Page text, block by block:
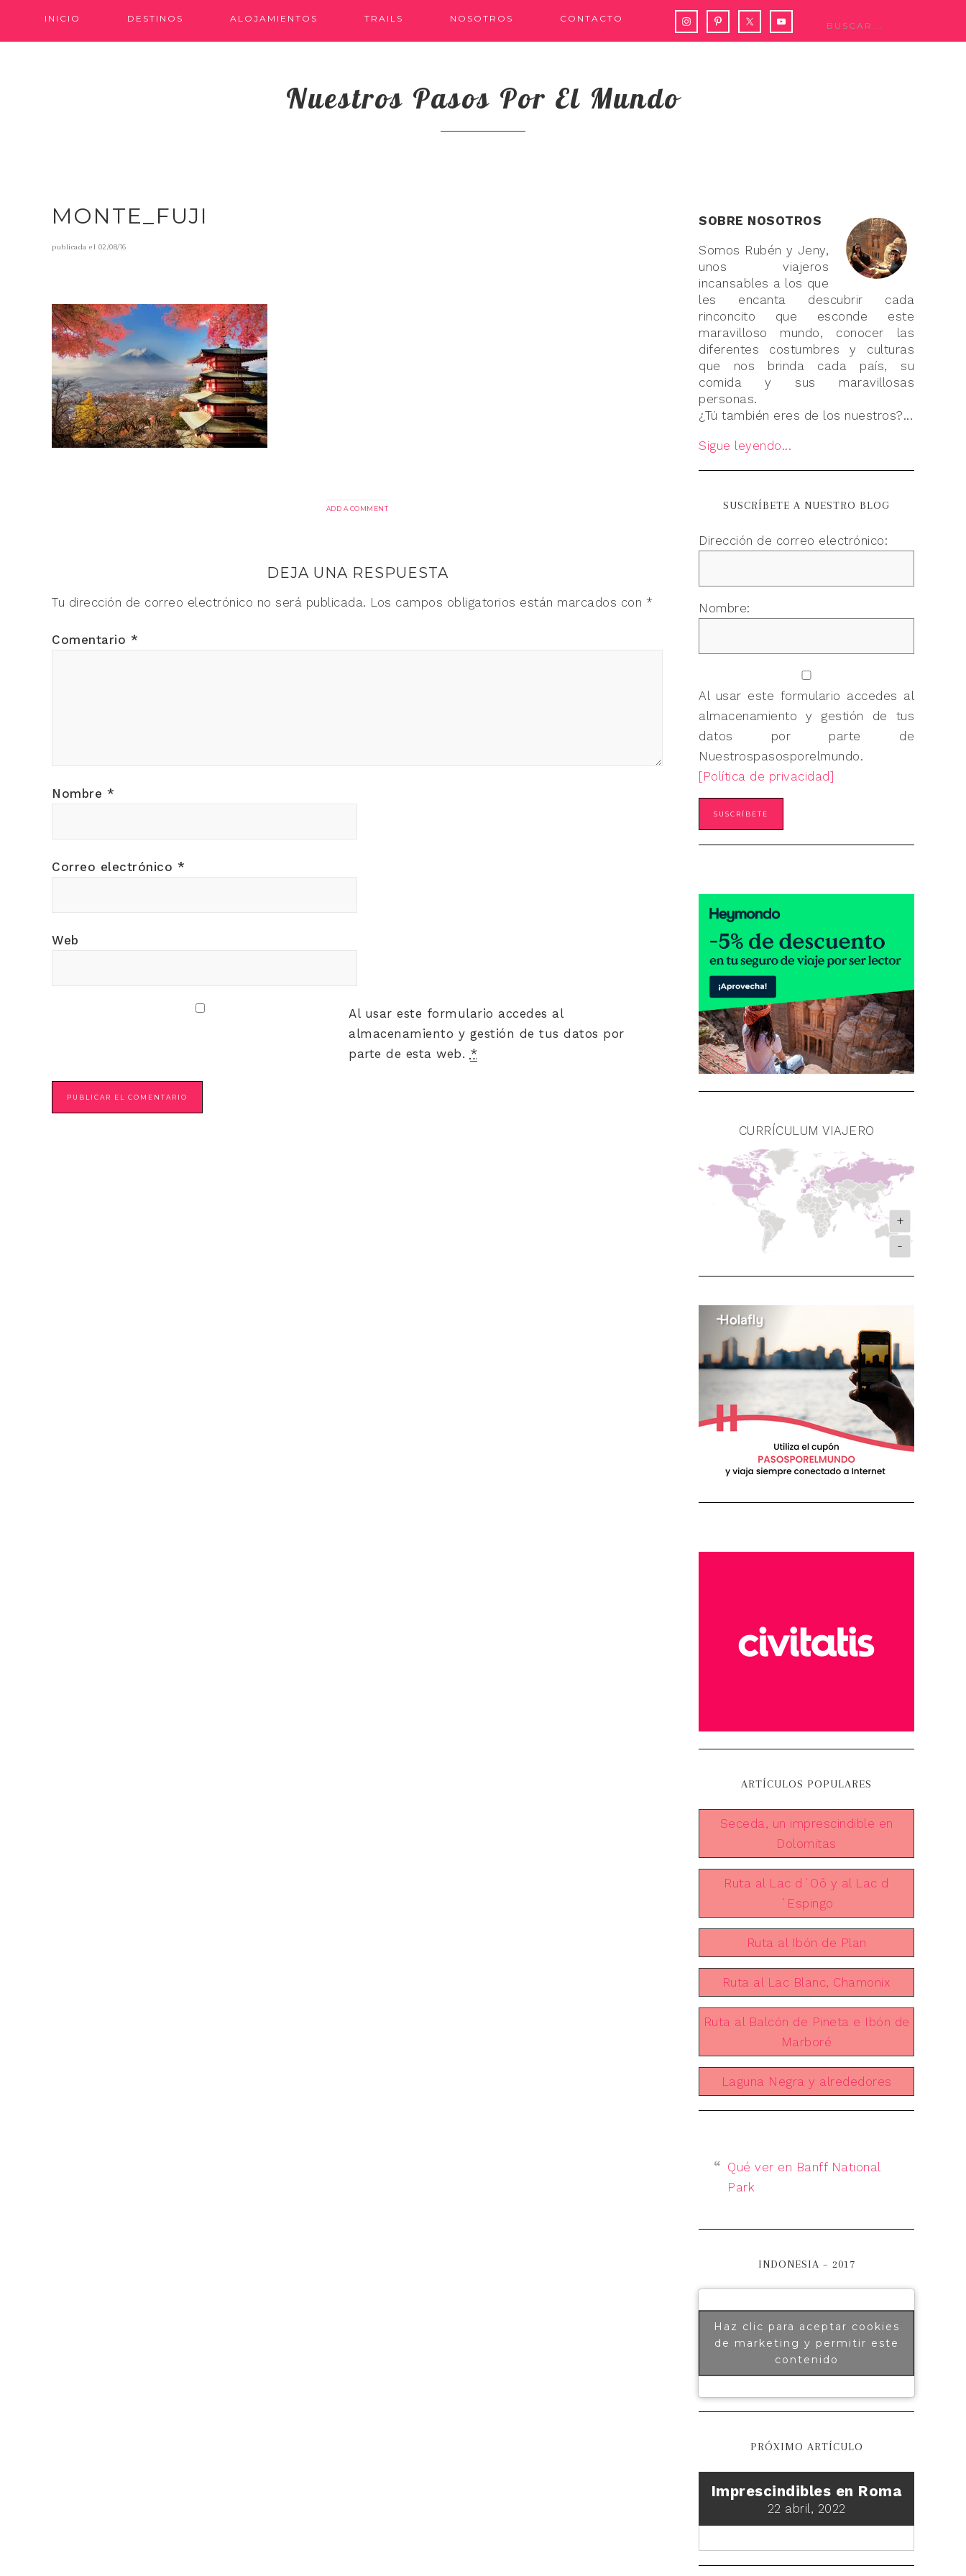
INICIO DESTINOS ALOJAMIENTOS TRAILS NOSOTROS CONTACTO
Nuestros Pasos Por El Mundo
MONTE_FUJI
publicada el 02/08/16
ADD A COMMENT
DEJA UNA RESPUESTA
Tu dirección de correo electrónico no será publicada. Los campos obligatorios están marcados con *
Comentario *
Nombre *
Correo electrónico *
Web
Al usar este formulario accedes al
almacenamiento y gestión de tus datos por
parte de esta web. *
SOBRE NOSOTROS
Somos Rubén y Jeny,
unos viajeros
incansables a los que
les encanta descubrir cada
rinconcito que esconde este
maravilloso mundo, conocer las
diferentes costumbres y culturas
que nos brinda cada país, su
comida y sus maravillosas
personas.
¿Tú también eres de los nuestros?...
Sigue leyendo...
SUSCRÍBETE A NUESTRO BLOG
Dirección de correo electrónico:
Nombre:
Al usar este formulario accedes al
almacenamiento y gestión de tus
datos por parte de
Nuestrospasosporelmundo.
[Política de privacidad]
CURRÍCULUM VIAJERO
+
-
ARTÍCULOS POPULARES
Seceda, un imprescindible en
Dolomitas
Ruta al Lac d´Oô y al Lac d
´Espingo
Ruta al Ibón de Plan
Ruta al Lac Blanc, Chamonix
Ruta al Balcón de Pineta e Ibón de
Marboré
Laguna Negra y alrededores
Qué ver en Banff National
Park
INDONESIA – 2017
Haz clic para aceptar cookies
de marketing y permitir este
contenido
PRÓXIMO ARTÍCULO
Imprescindibles en Roma
22 abril, 2022